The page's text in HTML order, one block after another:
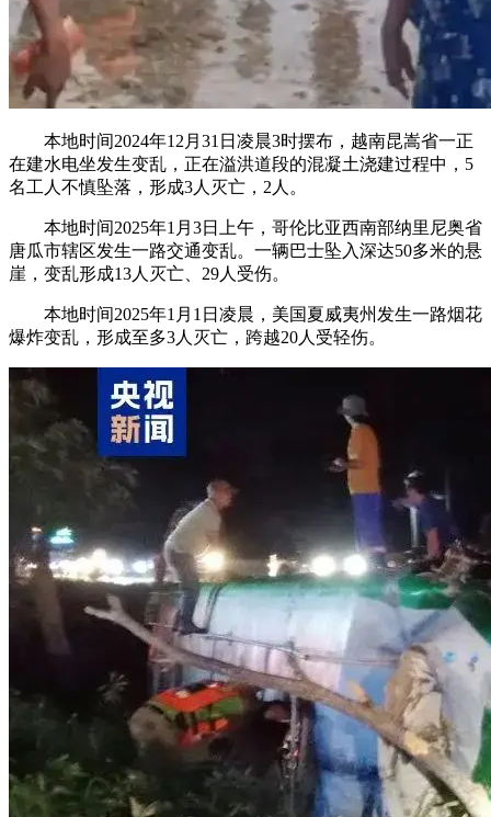
本地时间2024年12月31日凌晨3时摆布，越南昆嵩省一正
在建水电坐发生变乱，正在溢洪道段的混凝土浇建过程中，5
名工人不慎坠落，形成3人灭亡，2人。
本地时间2025年1月3日上午，哥伦比亚西南部纳里尼奥省
唐瓜市辖区发生一路交通变乱。一辆巴士坠入深达50多米的悬
崖，变乱形成13人灭亡、29人受伤。
本地时间2025年1月1日凌晨，美国夏威夷州发生一路烟花
爆炸变乱，形成至多3人灭亡，跨越20人受轻伤。